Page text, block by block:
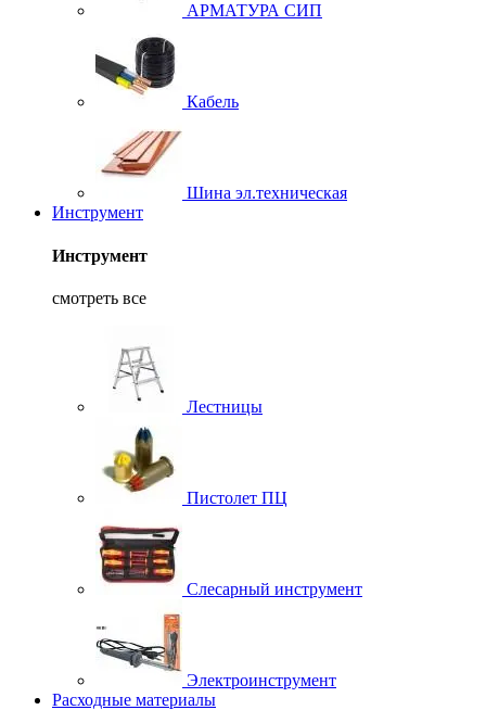
АРМАТУРА СИП
Кабель
Шина эл.техническая
Инструмент
Инструмент
смотреть все
Лестницы
Пистолет ПЦ
Слесарный инструмент
Электроинструмент
Расходные материалы